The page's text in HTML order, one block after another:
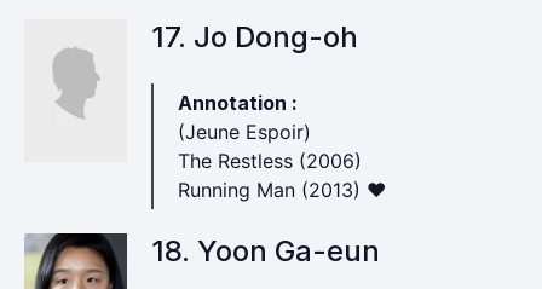
17. Jo Dong-oh
Annotation :
(Jeune Espoir)
The Restless (2006)
Running Man (2013) ♥
18. Yoon Ga-eun